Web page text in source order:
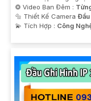
❂ Video Ban Đêm :
🔩 Thiết Kế Camera Đầu
️💫 Tích Hợp : Công